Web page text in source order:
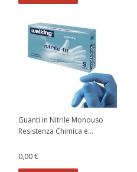
Guanti in Nitrile Monouso
Resistenza Chimica e...
0,00 €